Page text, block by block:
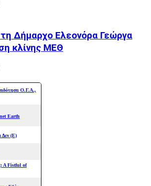
Δήμαρχο Ελεονόρα Γεώργα
κλίνης ΜΕΘ